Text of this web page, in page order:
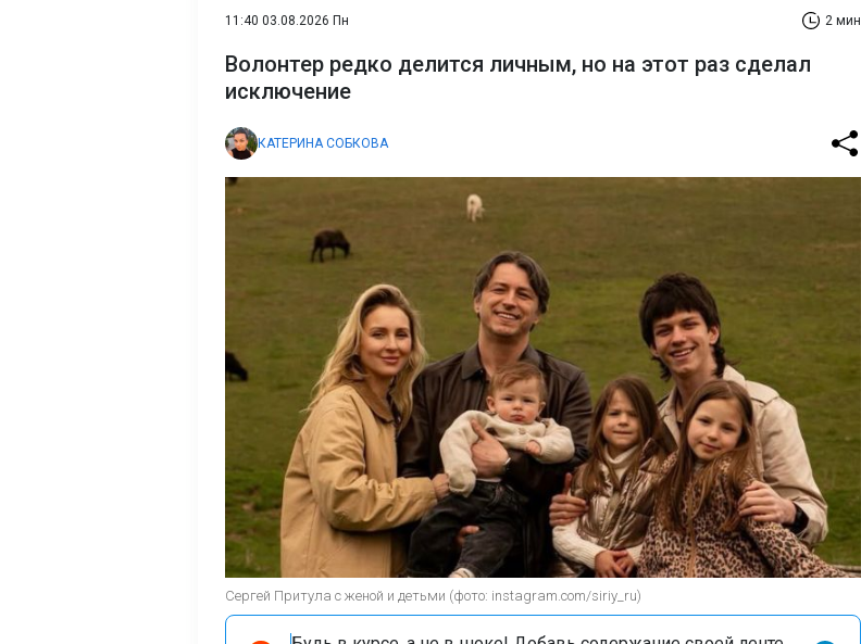
11:40 03.08.2026 Пн 2 мин
Волонтер редко делится личным, но на этот раз сделал
исключение
КАТЕРИНА СОБКОВА
Сергей Притула с женой и детьми (фото: instagram.com/siriy_ru)